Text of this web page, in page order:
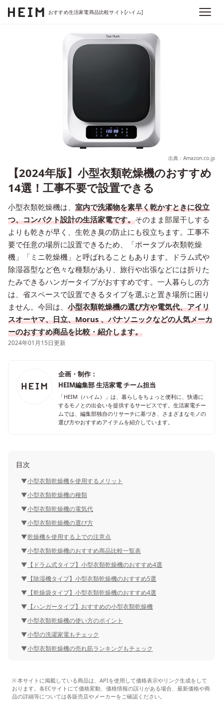
おすすめ生活家電商品比較サイト[ハイム]
出典：Amazon.co.jp
【2024年版】小型衣類乾燥機のおすすめ
14選！工事不要で設置できる
小型衣類乾燥機は、 室内で洗濯物を素早く乾かすときに役立
つ、コンパクト設計の生活家電です。そのまま部屋干しする
よりも乾きが早く、生乾き臭の防止にも役立ちます。工事不
要で任意の場所に設置できるため、「ポータブル衣類乾燥
機」「ミニ乾燥機」と呼ばれることもあります。ドラム式や
除湿器型など色々な種類があり、旅行や出張などには折りた
たみできるハンガータイプがおすすめです。一人暮らしの方
は、省スペースで設置できるタイプを選ぶと置き場所に困り
ません。今回は、 小型衣類乾燥機の選び方や電気代、アイリ
スオーヤマ、日立、Morus 、パナソニックなどの人気メーカ
ーのおすすめ商品を比較・紹介します。
2024年01月15日更新
企画・制作：
HEIM編集部 生活家電 チーム担当
「HEIM（ハイム）」は、暮らしをちょっと便利に、快適に
するモノとの出会いを提供するサービスです。生活家電チー
ムでは、編集部独自のリサーチに基づき、さまざまなモノの
選び方やおすすめアイテムを紹介しています。
目次
小型衣類乾燥機を使用するメリット
小型衣類乾燥機の種類
小型衣類乾燥機の電気代
小型衣類乾燥機の選び方
乾燥機を使用する上での注意点
小型衣類乾燥機のおすすめ商品比較一覧表
【ドラム式タイプ】小型衣類乾燥機のおすすめ4選
【除湿機タイプ】小型衣類乾燥機のおすすめ5選
【乾燥袋タイプ】小型衣類乾燥機のおすすめ4選
【ハンガータイプ】おすすめの小型衣類乾燥機
小型衣類乾燥機の使い方のポイント
小型の洗濯家電もチェック
小型衣類乾燥機の売れ筋ランキングもチェック
本サイトに掲載している商品は、APIを使用して価格表示やリンク生成をして
おります。各ECサイトにて価格変動、価格情報の誤りがある場合、最新価格や商
品の詳細等については各販売店やメーカーをご確認ください。